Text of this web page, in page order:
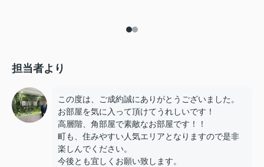
担当者より
この度は、ご成約誠にありがとうございました。
お部屋を気に入って頂けてうれしいです！
高層階、角部屋で素敵なお部屋です！！
町も、住みやすい人気エリアとなりますので是非
楽しんでください。
今後とも宜しくお願い致します。